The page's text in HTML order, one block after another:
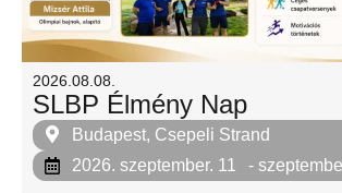
2026.08.08.
SLBP Élmény Nap
Budapest, Csepeli Strand
2026. szeptember. 11
-